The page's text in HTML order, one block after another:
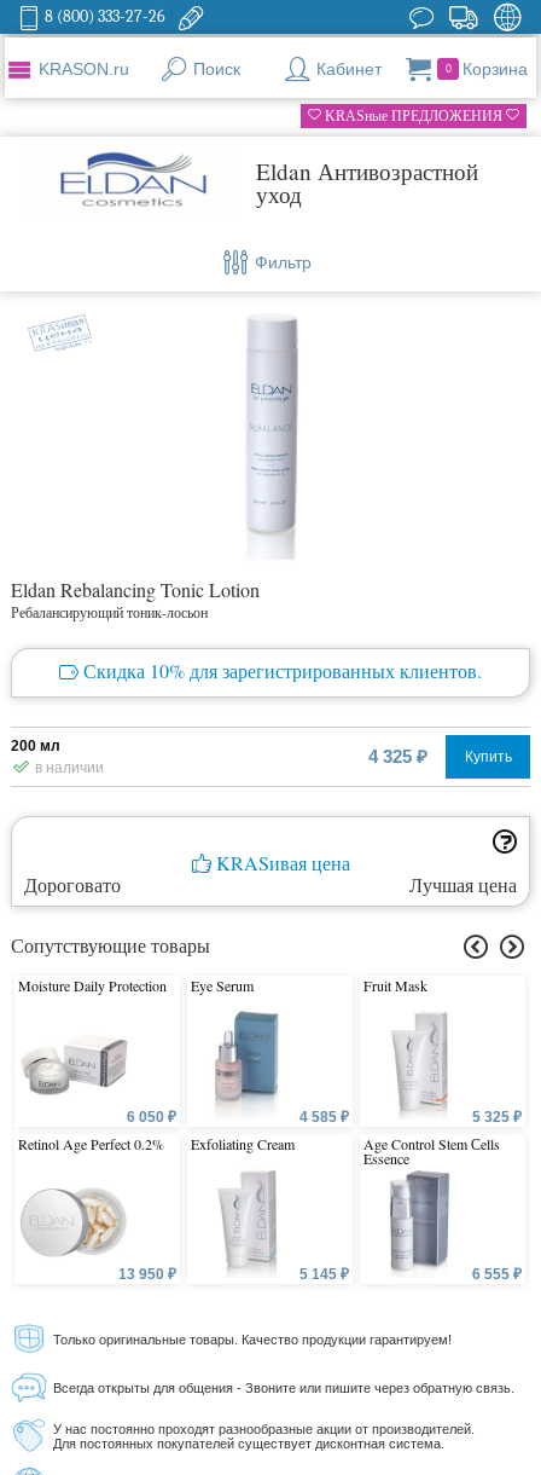
8 (800) 333-27-26
KRASON.ru Поиск Кабинет 0 Корзина
KRASные ПРЕДЛОЖЕНИЯ
Eldan Антивозрастной
уход
Фильтр
Eldan Rebalancing Tonic Lotion
Ребалансирующий тоник-лосьон
Скидка 10% для зарегистрированных клиентов.
200 мл
в наличии
4 325 ₽ Купить
KRASивая цена
Дороговато
Лучшая цена
Сопутствующие товары
Moisture Daily Protection
6 050 ₽
Retinol Age Perfect 0.2%
13 950 ₽
Eye Serum
4 585 ₽
Exfoliating Cream
5 145 ₽
Fruit Mask
5 325 ₽
Age Control Stem Сells
Essence
6 555 ₽
Только оригинальные товары. Качество продукции гарантируем!
Всегда открыты для общения - Звоните или пишите через обратную связь.
У нас постоянно проходят разнообразные акции от производителей.
Для постоянных покупателей существует дисконтная система.